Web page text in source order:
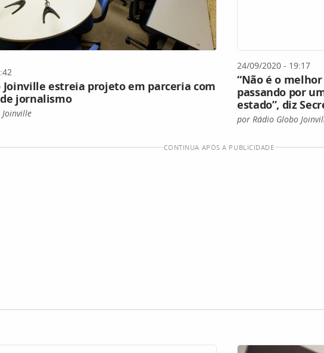
Joinville estreia projeto em parceria com
jornalismo
24/09/2020 - 19:17
“Não é o
passando por
estado”, diz
por Rádio Globo
CONTINUA APÓS A PUBLICIDADE